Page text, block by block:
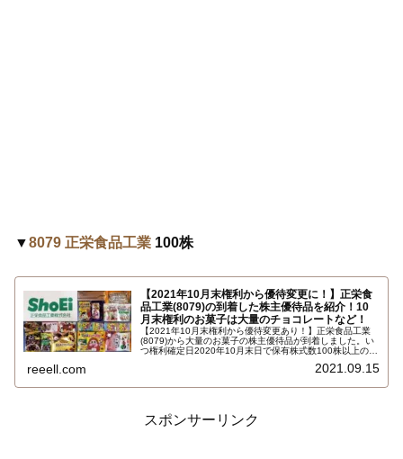
▼8079 正栄食品工業 100株
【2021年10月末権利から優待変更に！】正栄食
品工業(8079)の到着した株主優待品を紹介！10
月末権利のお菓子は大量のチョコレートなど！
【2021年10月末権利から優待変更あり！】正栄食品工業
(8079)から大量のお菓子の株主優待品が到着しました。い
つ権利確定日2020年10月末日で保有株式数100株以上の場
ョコレート類、ドライフルーツ、ナッツ類、クッキー類、
にかく量が凄い！
reeell.com 2021.09.15
スポンサーリンク